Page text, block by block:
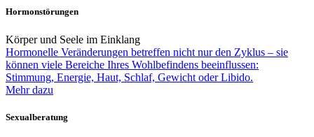
Hormonstörungen
Körper und Seele im Einklang
Hormonelle Veränderungen betreffen nicht nur den Zyklus – sie
können viele Bereiche Ihres Wohlbefindens beeinflussen:
Stimmung, Energie, Haut, Schlaf, Gewicht oder Libido.
Mehr dazu
Sexualberatung